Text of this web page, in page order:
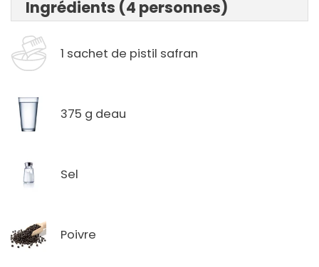
Ingrédients (4 personnes)
1 sachet de pistil safran
375 g deau
Sel
Poivre